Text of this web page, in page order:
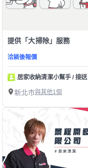
提供「大掃除」服務
洽談後報價
居家收納清潔小幫手 / 接送
新北市與其他1個